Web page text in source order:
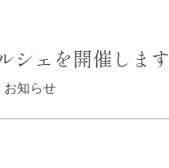
シェを開催します
お知らせ